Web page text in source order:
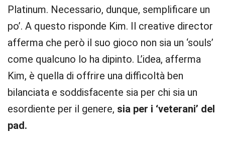
Platinum. Necessario, dunque, semplificare un
po’. A questo risponde Kim. Il creative director
afferma che però il suo gioco non sia un ‘souls’
come qualcuno lo ha dipinto. L’idea, afferma
Kim, è quella di offrire una difficoltà ben
bilanciata e soddisfacente sia per chi sia un
esordiente per il genere, sia per i ‘veterani’ del
pad.